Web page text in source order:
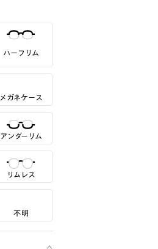
ハーフリム
メガネケース
アンダーリム
リムレス
不明